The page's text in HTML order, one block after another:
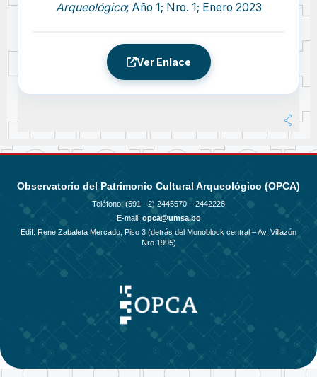
Arqueológico; Año 1; Nro. 1; Enero 2023
Ver Enlace
Observatorio del Patrimonio Cultural Arqueológico (OPCA)
Teléfono: (591 - 2) 2445570 – 2442228
E-mail: opca@umsa.bo
Edif. Rene Zabaleta Mercado, Piso 3 (detrás del Monoblock central – Av. Villazón
Nro.1995)